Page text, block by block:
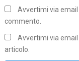
Avvertimi via
commento.
Avvertimi via
articolo.